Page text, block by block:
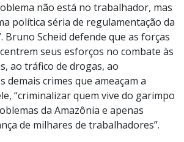
não está no trabalhador, mas
política séria de regulamentação da
Bruno Scheid defende que as forças
seus esforços no combate às
ao tráfico de drogas, ao
demais crimes que ameaçam a
“criminalizar quem vive do garimpo
da Amazônia e apenas
de milhares de trabalhadores”.